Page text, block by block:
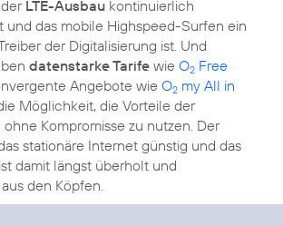
LTE-Ausbau kontinuierlich
und das mobile Highspeed-Surfen ein
der Digitalisierung ist. Und
datenstarke Tarife wie O2 Free
Angebote wie O2 my All in
Möglichkeit, die Vorteile der
ohne Kompromisse zu nutzen. Der
stationäre Internet günstig und das
damit längst überholt und
den Köpfen.